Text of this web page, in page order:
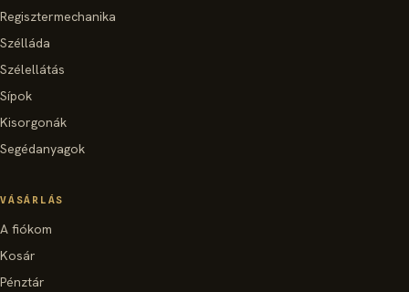
Regisztermechanika
Szélláda
Szélellátás
Sípok
Kisorgonák
Segédanyagok
VÁSÁRLÁS
A fiókom
Kosár
Pénztár